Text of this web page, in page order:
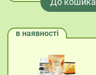
в наявності